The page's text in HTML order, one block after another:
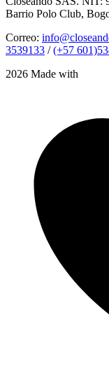
Barrio Polo Club,
Correo:
3539133 /(+57
2026 Made with